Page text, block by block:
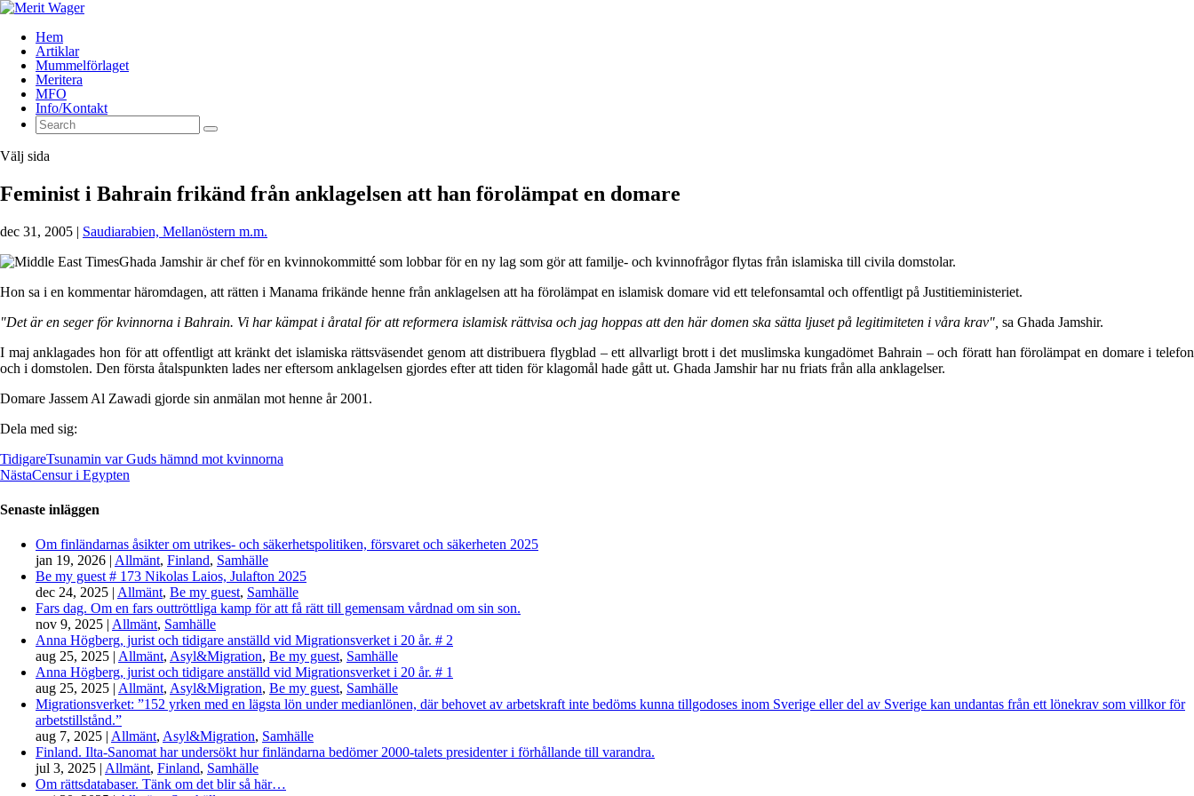
Hem
Artiklar
Mummelförlaget
Meritera
MFO
Info/Kontakt
Välj sida
Feminist i Bahrain frikänd från anklagelsen att han förolämpat en domare
dec 31, 2005 | Saudiarabien, Mellanöstern m.m.
Ghada Jamshir är chef för en kvinnokommitté som lobbar för en ny lag som gör att familje- och kvinnofrågor flytas från islamiska till civila domstolar.
Hon sa i en kommentar häromdagen, att rätten i Manama frikände henne från anklagelsen att ha förolämpat en islamisk domare vid ett telefonsamtal och offentligt på Justitieministeriet.
"Det är en seger för kvinnorna i Bahrain. Vi har kämpat i åratal för att reformera islamisk rättvisa och jag hoppas att den här domen ska sätta ljuset på legitimiteten i våra krav", sa Ghada Jamshir.
I maj anklagades hon för att offentligt att kränkt det islamiska rättsväsendet genom att distribuera flygblad – ett allvarligt brott i det muslimska kungadömet Bahrain – och föratt han förolämpat en domare i telefon
och i domstolen. Den första åtalspunkten lades ner eftersom anklagelsen gjordes efter att tiden för klagomål hade gått ut. Ghada Jamshir har nu friats från alla anklagelser.
Domare Jassem Al Zawadi gjorde sin anmälan mot henne år 2001.
Dela med sig:
TidigareTsunamin var Guds hämnd mot kvinnorna
NästaCensur i Egypten
Senaste inläggen
Om finländarnas åsikter om utrikes- och säkerhetspolitiken, försvaret och säkerheten 2025
jan 19, 2026 | Allmänt, Finland, Samhälle
Be my guest # 173 Nikolas Laios, Julafton 2025
dec 24, 2025 | Allmänt, Be my guest, Samhälle
Fars dag. Om en fars outtröttliga kamp för att få rätt till gemensam vårdnad om sin son.
nov 9, 2025 | Allmänt, Samhälle
Anna Högberg, jurist och tidigare anställd vid Migrationsverket i 20 år. # 2
aug 25, 2025 | Allmänt, Asyl&Migration, Be my guest, Samhälle
Anna Högberg, jurist och tidigare anställd vid Migrationsverket i 20 år. # 1
aug 25, 2025 | Allmänt, Asyl&Migration, Be my guest, Samhälle
Migrationsverket: ”152 yrken med en lägsta lön under medianlönen, där behovet av arbetskraft inte bedöms kunna tillgodoses inom Sverige eller del av Sverige kan undantas från ett lönekrav som villkor för
arbetstillstånd.”
aug 7, 2025 | Allmänt, Asyl&Migration, Samhälle
Finland. Ilta-Sanomat har undersökt hur finländarna bedömer 2000-talets presidenter i förhållande till varandra.
jul 3, 2025 | Allmänt, Finland, Samhälle
Om rättsdatabaser. Tänk om det blir så här…